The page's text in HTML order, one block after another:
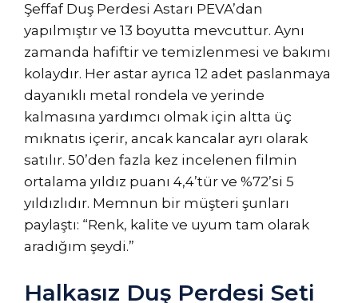
Şeffaf Duş Perdesi Astarı PEVA’dan
yapılmıştır ve 13 boyutta mevcuttur. Aynı
zamanda hafiftir ve temizlenmesi ve bakımı
kolaydır. Her astar ayrıca 12 adet paslanmaya
dayanıklı metal rondela ve yerinde
kalmasına yardımcı olmak için altta üç
mıknatıs içerir, ancak kancalar ayrı olarak
satılır. 50’den fazla kez incelenen filmin
ortalama yıldız puanı 4,4’tür ve %72’si 5
yıldızlıdır. Memnun bir müşteri şunları
paylaştı: “Renk, kalite ve uyum tam olarak
aradığım şeydi.”
Halkasız Duş Perdesi Seti